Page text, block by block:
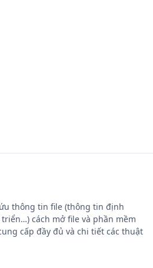
thông tin file (thông tin định
cách mở file và phần mềm
cấp đầy đủ và chi tiết các thuật